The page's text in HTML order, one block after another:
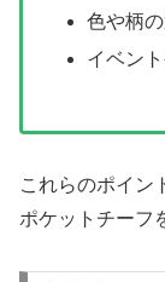
色や柄
イベン
これらのポイン
ポケットチーフ